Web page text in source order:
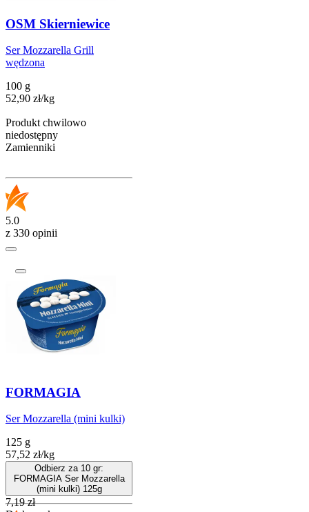
OSM Skierniewice
Ser Mozzarella Grill
wędzona
100 g
52,90 zł/kg
Produkt chwilowo
niedostępny
Zamienniki
5.0
z 330 opinii
FORMAGIA
Ser Mozzarella (mini kulki)
125 g
57,52 zł/kg
Odbierz za 10 gr:
FORMAGIA Ser Mozzarella
(mini kulki) 125g
Cena
7,19 zł